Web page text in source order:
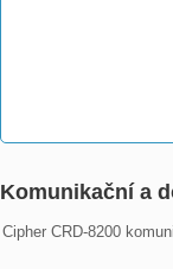
Komunikační a
Cipher CRD-8200